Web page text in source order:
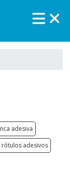
adesiva
rótulos adesivos